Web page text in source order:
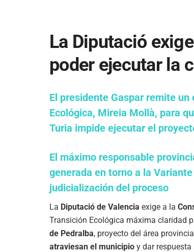
La Diputació
poder ejecutar la
El presidente Gaspar remite
Ecológica, Mireia Mollà, para
Turia impide ejecutar el
El máximo responsable
generada en torno a la
judicialización del proceso
La Diputació de Valencia exige a la
Transición Ecológica máxima claridad
de Pedralba, proyecto del área
atraviesan el municipio y dar